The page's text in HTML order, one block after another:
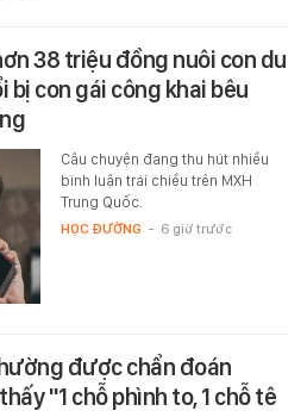
38 triệu đồng nuôi con du
bị con gái công khai bêu
Câu chuyện đang thu hút nhiều
bình luận trái chiều trên MXH
Trung Quốc.
HỌC ĐƯỜNG - 6 giờ trước
được chẩn đoán
"1 chỗ phình to, 1 chỗ tê